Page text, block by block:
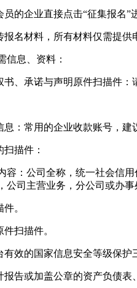
的企业直接点击“征集报名”
报名材料，所有材料仅需提
信息、资料：
书、承诺与声明原件扫描件
：常用的企业收款账号，建
描件：
容：公司全称，统一社会信
公司主营业务，分公司或办
。
扫描件。
有效的国家信息安全等级保护
报告或加盖公章的资产负债表